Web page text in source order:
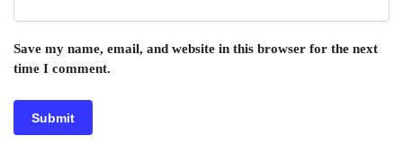
Save my name, email, and website in this browser for the next
time I comment.